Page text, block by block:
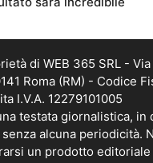
di WEB 365 SRL -
Roma (RM) - Codice
I.V.A. 12279101005
testata giornalistica, in
alcuna periodicità.
un prodotto editoriale